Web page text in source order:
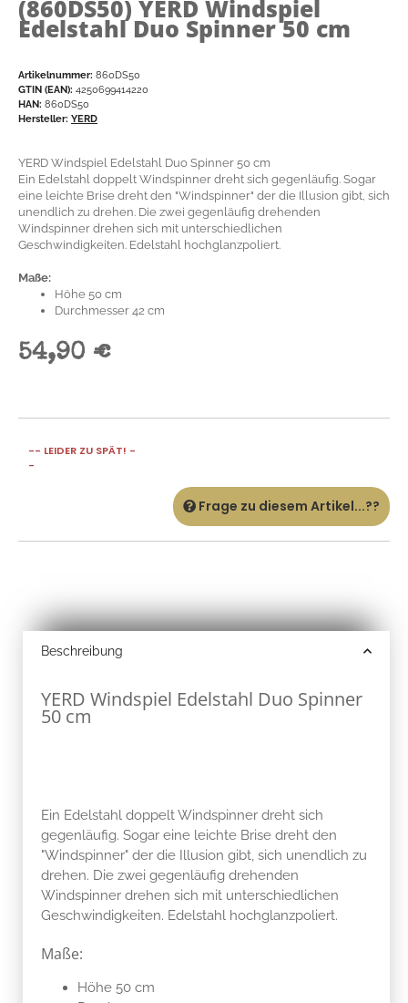
(860DS50) YERD Windspiel
Edelstahl Duo Spinner 50 cm
Artikelnummer: 860DS50
GTIN (EAN): 4250699414220
HAN: 860DS50
Hersteller: YERD
YERD Windspiel Edelstahl Duo Spinner 50 cm
Ein Edelstahl doppelt Windspinner dreht sich gegenläufig. Sogar
eine leichte Brise dreht den "Windspinner" der die Illusion gibt, sich
unendlich zu drehen. Die zwei gegenläufig drehenden
Windspinner drehen sich mit unterschiedlichen
Geschwindigkeiten. Edelstahl hochglanzpoliert.
Maße:
Höhe 50 cm
Durchmesser 42 cm
54,90 €
-- LEIDER ZU SPÄT! -
-
Frage zu diesem Artikel...??
Beschreibung
YERD Windspiel Edelstahl Duo Spinner
50 cm
Ein Edelstahl doppelt Windspinner dreht sich
gegenläufig. Sogar eine leichte Brise dreht den
"Windspinner" der die Illusion gibt, sich unendlich zu
drehen. Die zwei gegenläufig drehenden
Windspinner drehen sich mit unterschiedlichen
Geschwindigkeiten. Edelstahl hochglanzpoliert.
Maße:
Höhe 50 cm